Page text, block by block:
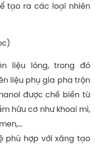
tạo ra các loại nhiên
liệu lỏng, trong đó
liệu phụ gia pha trộn
được chế biến từ
hữu cơ như khoai mì,
phù hợp với xăng tạo